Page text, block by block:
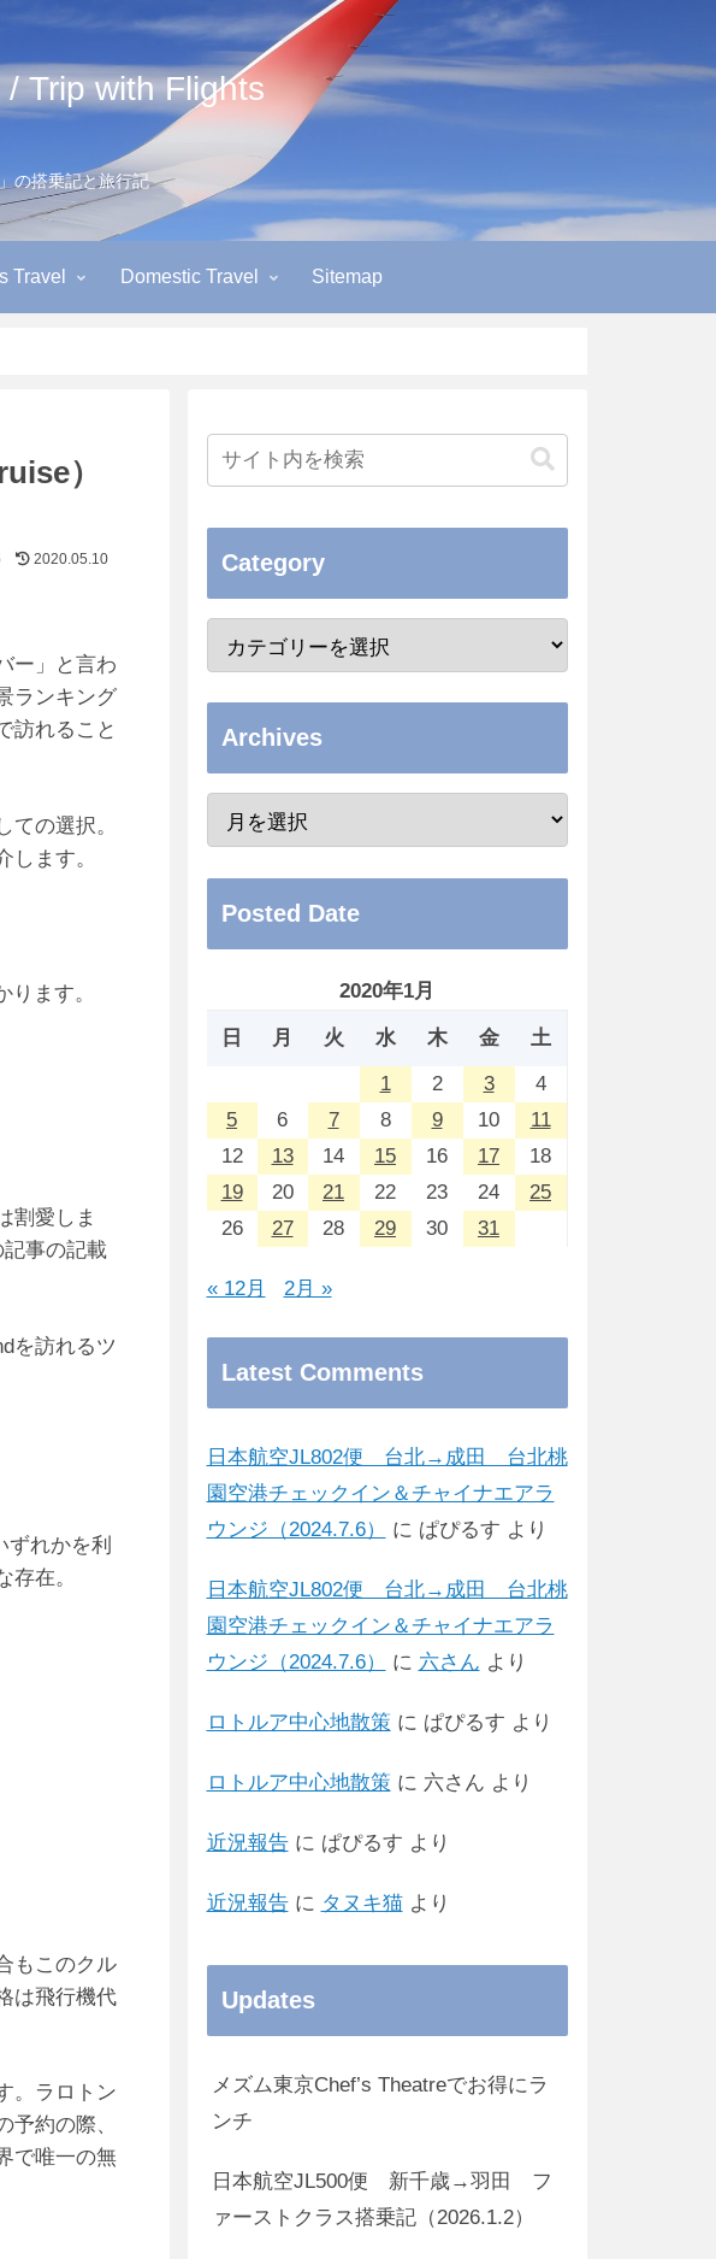
Trip with Flights
の搭乗記と旅行記
Travel Domestic Travel Sitemap
）
2020.05.10
ー」と言わ
ランキング
訪れること
の選択。
ます。
ます。
割愛しま
事の記載
を訪れるツ
ずれかを利
在。
もこのクル
は飛行機代
。ラロトン
約の際、
で唯一の無
Category
Archives
Posted Date
2020年1月
日 月 火 水 木 金
土
1
2 3
4
5
6 7 8 9 10
11
12
13 14 15 16 17
18
19
20 21 22 23 24
25
26
27 28 29 30 31
« 12月 2月 »
Latest Comments
日本航空JL802便 台北→成田 台北桃
園空港チェックイン＆チャイナエアラ
ウンジ（2024.7.6）
に ぱぴるす より
日本航空JL802便 台北→成田 台北桃
園空港チェックイン＆チャイナエアラ
ウンジ（2024.7.6）
に 六さん より
ロトルア中心地散策 に ぱぴるす より
ロトルア中心地散策 に 六さん より
近況報告に ぱぴるす より
近況報告に タヌキ猫より
Updates
メズム東京Chef’s Theatreでお得にラ
ンチ
日本航空JL500便 新千歳→羽田 フ
ァーストクラス搭乗記（2026.1.2）